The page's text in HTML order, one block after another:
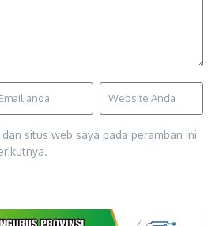
situs web saya pada peramban ini